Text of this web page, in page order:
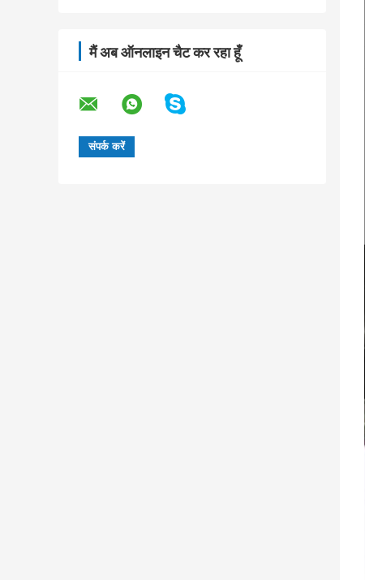
मैं अब ऑनलाइन चैट कर रहा हूँ